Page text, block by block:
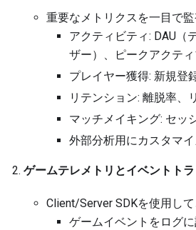
重要なメトリクスを一目で監
アクティビティ: DAU（
ザー）、ピークアクテ
プレイヤー獲得: 新規登
リテンション: 離脱率、
マッチメイキング: セッ
外部分析用にカスタマ
ゲームテレメトリとイベントト
Client/Server SDKを使用し
ゲームイベントをログ